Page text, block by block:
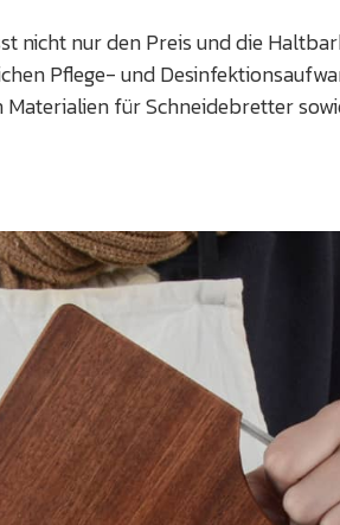
nicht nur den Preis und die
Pflege- und
Materialien für Schneidebretter